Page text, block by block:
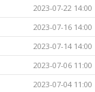
2023-07-22 14:00
2023-07-16 14:00
2023-07-14 14:00
2023-07-06 11:00
2023-07-04 11:00